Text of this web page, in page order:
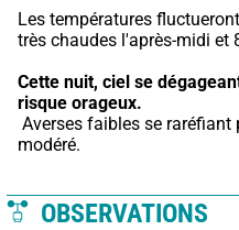
Les températures
très chaudes l'après-midi et
Cette nuit, ciel se
risque orageux.
modéré.
OBSERVATIONS